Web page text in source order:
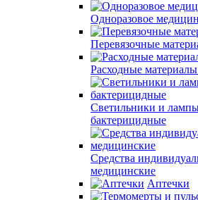
Одноразовое
Перевязочные
Расходные
Светильники и
бактерицидные
Средства
медицинские
Аптечки